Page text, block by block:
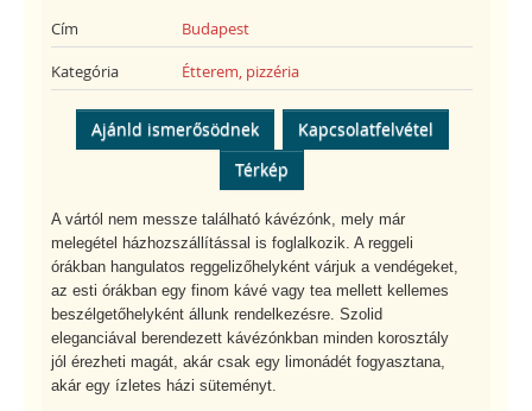
Cím Budapest
Kategória Étterem, pizzéria
Ajánld ismerősödnek
Kapcsolatfelvétel
Térkép
A vártól nem messze található kávézónk, mely már
melegétel házhozszállítással is foglalkozik. A reggeli
órákban hangulatos reggelizőhelyként várjuk a vendégeket,
az esti órákban egy finom kávé vagy tea mellett kellemes
beszélgetőhelyként állunk rendelkezésre. Szolid
eleganciával berendezett kávézónkban minden korosztály
jól érezheti magát, akár csak egy limonádét fogyasztana,
akár egy ízletes házi süteményt.